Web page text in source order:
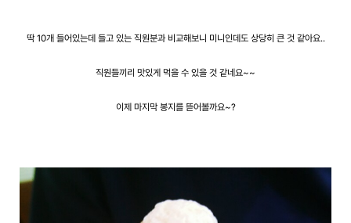
딱 10개 들어있는데 들고 있는 직원분과 비교해보니 미니인데도 상당히 큰 것 같아요..
직원들끼리 맛있게 먹을 수 있을 것 같네요~~
이제 마지막 봉지를 뜯어볼까요~?